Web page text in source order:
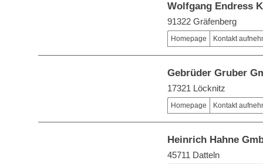
Wolfgang Endress
91322 Gräfenberg
Homepage Kontakt
Gebrüder Gruber
17321 Löcknitz
Homepage Kontakt
Heinrich Hahne
45711 Datteln